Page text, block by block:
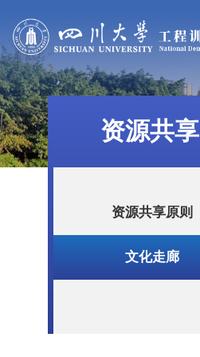
资源共享
资源共享原则
文化走廊